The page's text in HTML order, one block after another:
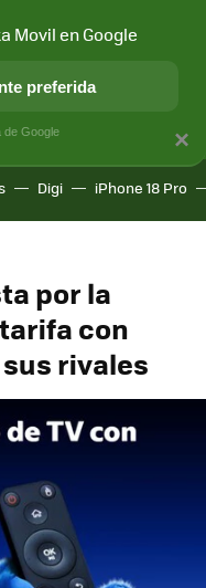
APLICACIONES
Digi iPhone 18 Pro
por la
con
rivales
×
Movil en Google
preferida
de Google